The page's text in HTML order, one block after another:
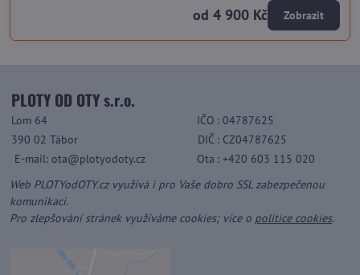
od 4 900 Kč Zobrazit
PLOTY OD OTY s.r.o.
Lom 64 IČO : 04787625
390 02 Tábor
DIČ : CZ04787625
E-mail: ota@plotyodoty.cz
Ota : +420 603 115 020
Web PLOTYodOTY.cz využívá i pro Vaše dobro SSL zabezpečenou
komunikaci.
Pro zlepšování stránek využíváme cookies; více o politice cookies.